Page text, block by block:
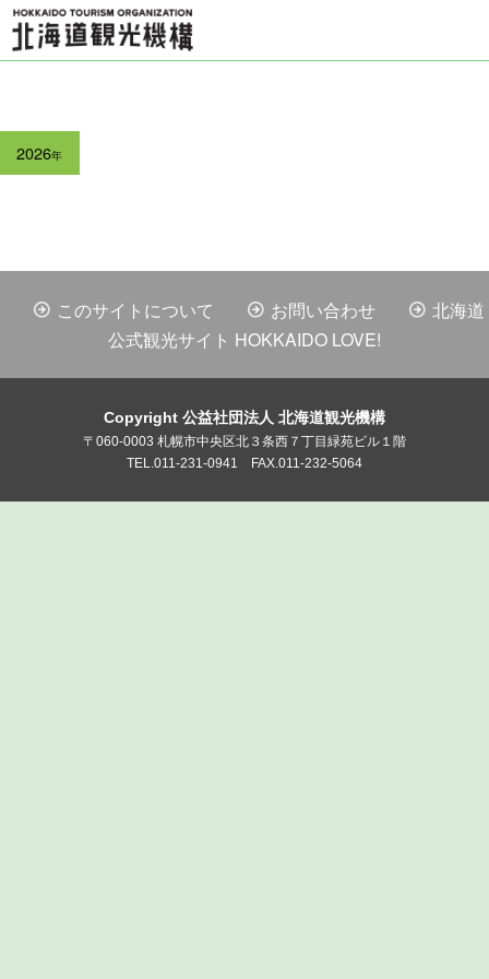
2026年
このサイトについて お問い合わせ
北海道
公式観光サイト HOKKAIDO LOVE!
Copyright 公益社団法人 北海道観光機構
〒060-0003 札幌市中央区北３条西７丁目緑苑ビル１階
TEL.011-231-0941 FAX.011-232-5064